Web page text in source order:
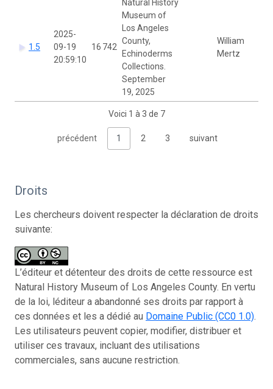
1.5
2025-
09-19
20:59:10
16 742
Natural History
Museum of
Los Angeles
County,
Echinoderms
Collections.
September
19, 2025
William
Mertz
Voici 1 à 3 de 7
précédent 1 2 3 suivant
Droits
Les chercheurs doivent respecter la déclaration de droits
suivante:
L’éditeur et détenteur des droits de cette ressource est
Natural History Museum of Los Angeles County. En vertu
de la loi, léditeur a abandonné ses droits par rapport à
ces données et les a dédié au Domaine Public (CC0 1.0).
Les utilisateurs peuvent copier, modifier, distribuer et
utiliser ces travaux, incluant des utilisations
commerciales, sans aucune restriction.